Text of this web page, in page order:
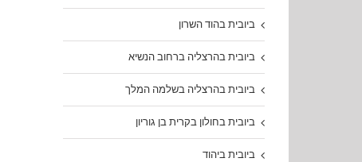
ביובית בהוד השרון
ביובית בהרצליה ברחוב הנשיא
ביובית בהרצליה בשלמה המלך
ביובית בחולון בקרית בן גוריון
ביובית ביהוד